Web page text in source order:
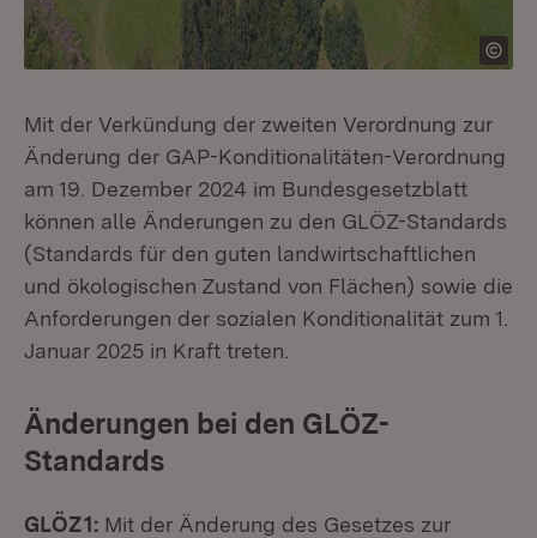
Mit der Verkündung der zweiten Verordnung zur
Änderung der GAP-Konditionalitäten-Verordnung
am 19. Dezember 2024 im Bundesgesetzblatt
können alle Änderungen zu den GLÖZ-Standards
(Standards für den guten landwirtschaftlichen
und ökologischen Zustand von Flächen) sowie die
Anforderungen der sozialen Konditionalität zum 1.
Januar 2025 in Kraft treten.
Änderungen bei den GLÖZ-
Standards
GLÖZ 1: Mit der Änderung des Gesetzes zur